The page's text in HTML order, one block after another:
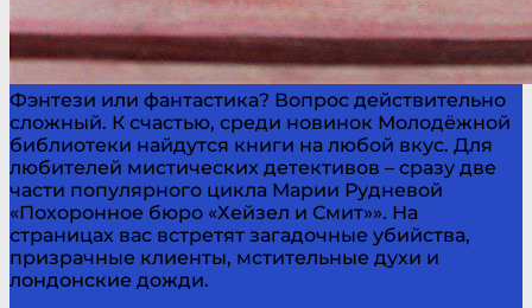
Фэнтези или фантастика? Вопрос действительно
сложный. К счастью, среди новинок Молодёжной
библиотеки найдутся книги на любой вкус. Для
любителей мистических детективов – сразу две
части популярного цикла Марии Рудневой
«Похоронное бюро «Хейзел и Смит»». На
страницах вас встретят загадочные убийства,
призрачные клиенты, мстительные духи и
лондонские дожди.